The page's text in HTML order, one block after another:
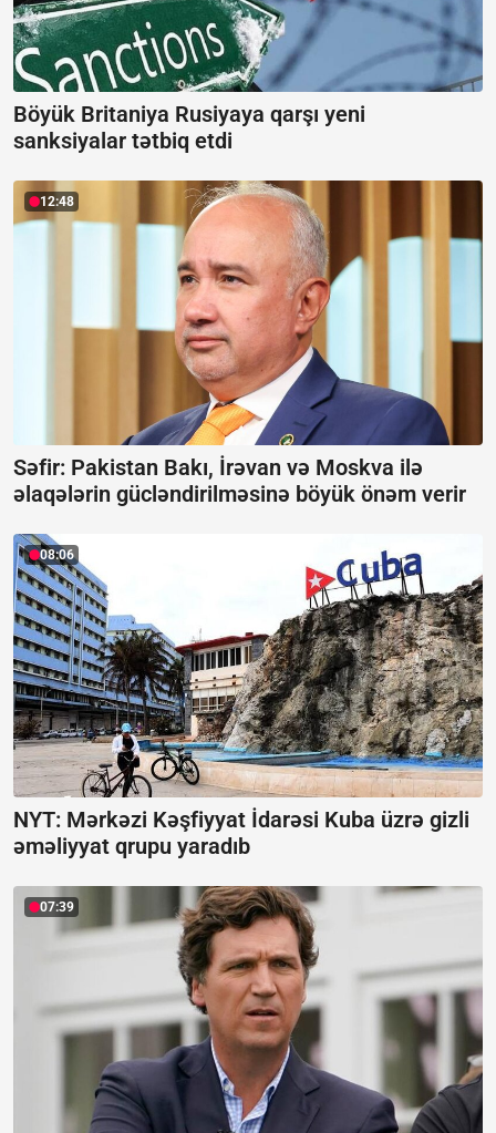
Böyük Britaniya Rusiyaya qarşı yeni
sanksiyalar tətbiq etdi
12:48
Səfir: Pakistan Bakı, İrəvan və Moskva ilə
əlaqələrin gücləndirilməsinə böyük önəm verir
08:06
NYT: Mərkəzi Kəşfiyyat İdarəsi Kuba üzrə gizli
əməliyyat qrupu yaradıb
07:39